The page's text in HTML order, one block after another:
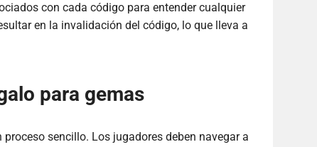
con cada código para entender cualquier
en la invalidación del código, lo que lleva a
para gemas
sencillo. Los jugadores deben navegar a